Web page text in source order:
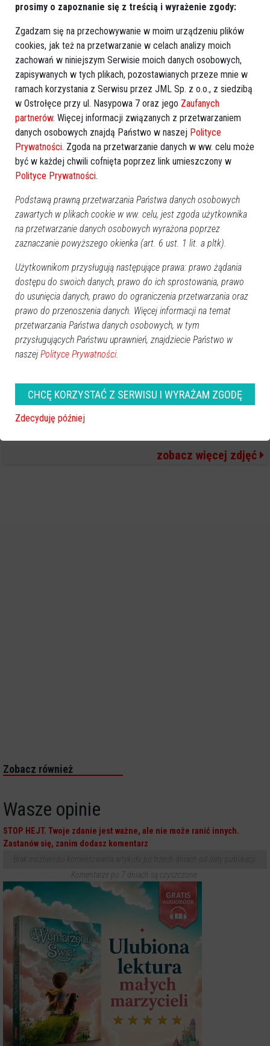
zobacz więcej zdjęć
Zobacz również
Wasze opinie
STOP HEJT. Twoje zdanie jest ważne, ale nie może ranić innych.
Zastanów się, zanim dodasz komentarz
Komentarze po 7 dniach są czyszczone.
prosimy o zapoznanie się z treścią i wyrażenie zgody:
Zgadzam się na przechowywanie w moim urządzeniu plików
cookies, jak też na przetwarzanie w celach analizy moich
zachowań w niniejszym Serwisie moich danych osobowych,
zapisywanych w tych plikach, pozostawianych przeze mnie w
ramach korzystania z Serwisu przez JML Sp. z o.o., z siedzibą
w Ostrołęce przy ul. Nasypowa 7 oraz jego Zaufanych
partnerów. Więcej informacji związanych z przetwarzaniem
danych osobowych znajdą Państwo w naszej Polityce
Prywatności. Zgoda na przetwarzanie danych w ww. celu może
być w każdej chwili cofnięta poprzez link umieszczony w
Polityce Prywatności.
Podstawą prawną przetwarzania Państwa danych osobowych
zawartych w plikach cookie w ww. celu, jest zgoda użytkownika
na przetwarzanie danych osobowych wyrażona poprzez
zaznaczanie powyższego okienka (art. 6 ust. 1 lit. a pltk).
Użytkownikom przysługują następujące prawa: prawo żądania
dostępu do swoich danych, prawo do ich sprostowania, prawo
do usunięcia danych, prawo do ograniczenia przetwarzania oraz
prawo do przenoszenia danych. Więcej informacji na temat
przetwarzania Państwa danych osobowych, w tym
przysługujących Państwu uprawnień, znajdziecie Państwo w
naszej Polityce Prywatności.
CHCĘ KORZYSTAĆ Z SERWISU I WYRAŻAM ZGODĘ
Zdecyduję później